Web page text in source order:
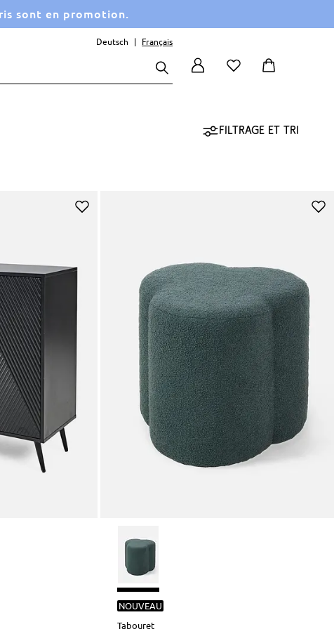
sont en promotion.
Deutsch Français
Filtrage et tri
NOUVEAU
Tabouret